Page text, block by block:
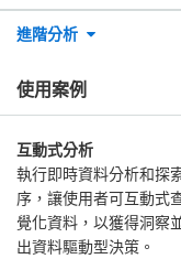
進階分析
使用案例
互動式分析
執行即時資料分析和探
序，讓使用者可互動式
覺化資料，以獲得洞察
出資料驅動型決策。